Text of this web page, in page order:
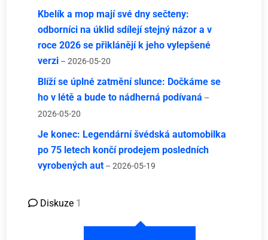
Kbelík a mop mají své dny sečteny:
odborníci na úklid sdílejí stejný názor a v
roce 2026 se přiklánějí k jeho vylepšené
verzi – 2026-05-20
Blíží se úplné zatmění slunce: Dočkáme se
ho v létě a bude to nádherná podívaná –
2026-05-20
Je konec: Legendární švédská automobilka
po 75 letech končí prodejem posledních
vyrobených aut – 2026-05-19
Diskuze 1